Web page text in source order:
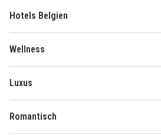
Hotels Belgien
Wellness
Luxus
Romantisch